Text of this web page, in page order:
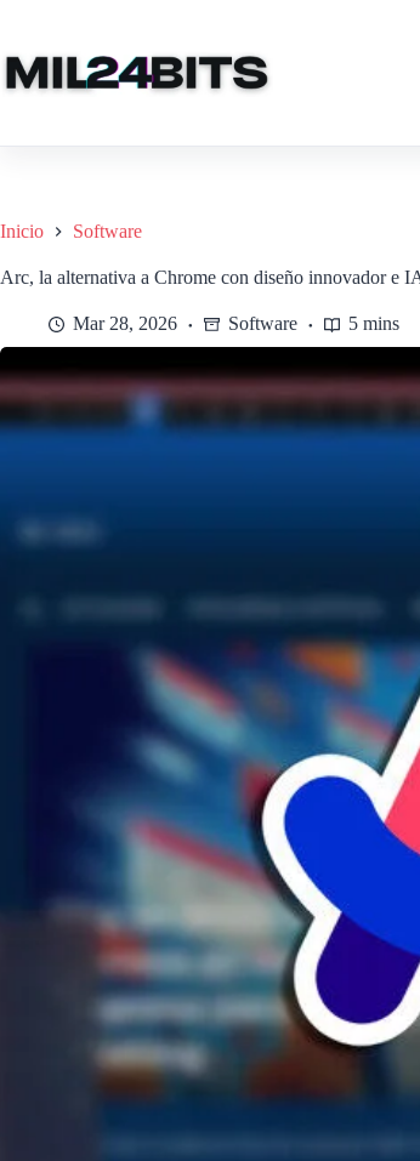
contenido
Inicio Software
Arc, la alternativa a Chrome con diseño innovador e
Mar 28, 2026 Software 5 mins